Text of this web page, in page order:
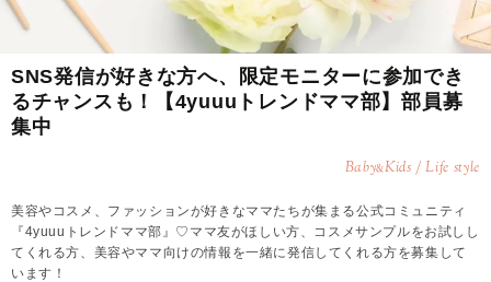
SNS発信が好きな方へ、限定モニターに参加でき
るチャンスも！【4yuuuトレンドママ部】部員募
集中
Baby&Kids / Life style
美容やコスメ、ファッションが好きなママたちが集まる公式コミュニティ
『4yuuuトレンドママ部』♡ママ友がほしい方、コスメサンプルをお試しし
てくれる方、美容やママ向けの情報を一緒に発信してくれる方を募集して
います！